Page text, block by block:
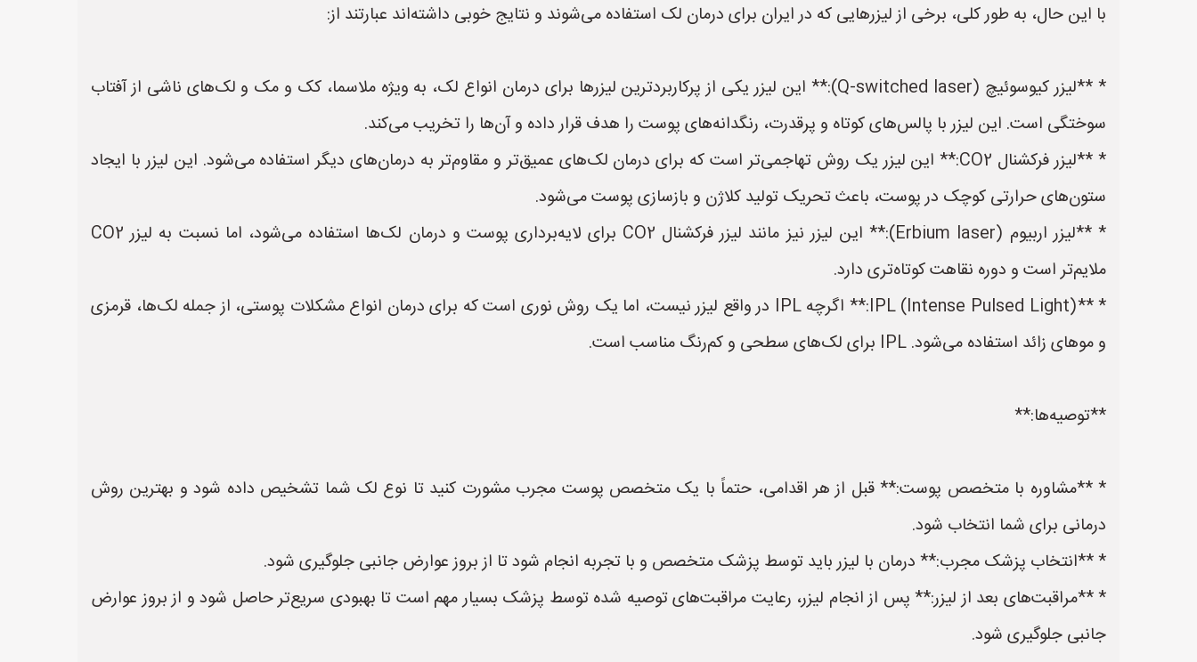
با این حال، به طور کلی، برخی از لیزرهایی که در ایران برای درمان لک استفاده می‌شوند و نتایج خوبی داشته‌اند عبارتند از:
* **لیزر کیوسوئیچ (Q-switched laser):** این لیزر یکی از پرکاربردترین لیزرها برای درمان انواع لک، به ویژه ملاسما، کک و مک و لک‌های ناشی از آفتاب
سوختگی است. این لیزر با پالس‌های کوتاه و پرقدرت، رنگدانه‌های پوست را هدف قرار داده و آن‌ها را تخریب می‌کند.
* **لیزر فرکشنال CO2:** این لیزر یک روش تهاجمی‌تر است که برای درمان لک‌های عمیق‌تر و مقاوم‌تر به درمان‌های دیگر استفاده می‌شود. این لیزر با ایجاد
ستون‌های حرارتی کوچک در پوست، باعث تحریک تولید کلاژن و بازسازی پوست می‌شود.
* **لیزر اربیوم (Erbium laser):** این لیزر نیز مانند لیزر فرکشنال CO2 برای لایه‌برداری پوست و درمان لک‌ها استفاده می‌شود، اما نسبت به لیزر CO2
ملایم‌تر است و دوره نقاهت کوتاه‌تری دارد.
* **IPL (Intense Pulsed Light):** اگرچه IPL در واقع لیزر نیست، اما یک روش نوری است که برای درمان انواع مشکلات پوستی، از جمله لک‌ها، قرمزی
و موهای زائد استفاده می‌شود. IPL برای لک‌های سطحی و کم‌رنگ مناسب است.
**توصیه‌ها:**
* **مشاوره با متخصص پوست:** قبل از هر اقدامی، حتماً با یک متخصص پوست مجرب مشورت کنید تا نوع لک شما تشخیص داده شود و بهترین روش
درمانی برای شما انتخاب شود.
* **انتخاب پزشک مجرب:** درمان با لیزر باید توسط پزشک متخصص و با تجربه انجام شود تا از بروز عوارض جانبی جلوگیری شود.
* **مراقبت‌های بعد از لیزر:** پس از انجام لیزر، رعایت مراقبت‌های توصیه شده توسط پزشک بسیار مهم است تا بهبودی سریع‌تر حاصل شود و از بروز عوارض
جانبی جلوگیری شود.